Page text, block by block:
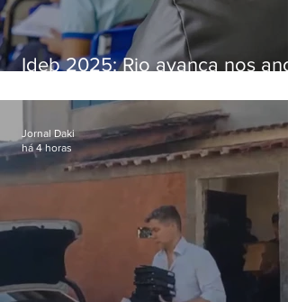
Ideb 2025: Rio avança nos
nacional
Jornal Daki
há 4 horas